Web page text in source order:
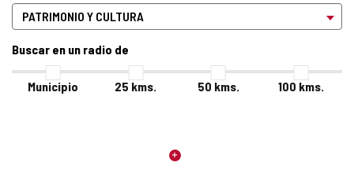
Buscar en un radio de
Municipio 25 kms. 50 kms. 100 kms.